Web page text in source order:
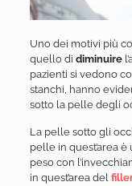
Uno dei motivi più
quello di diminuire
pazienti si vedono
stanchi, hanno
sotto la pelle degli
La pelle sotto gli
pelle in quest’area
peso con
in quest’area del